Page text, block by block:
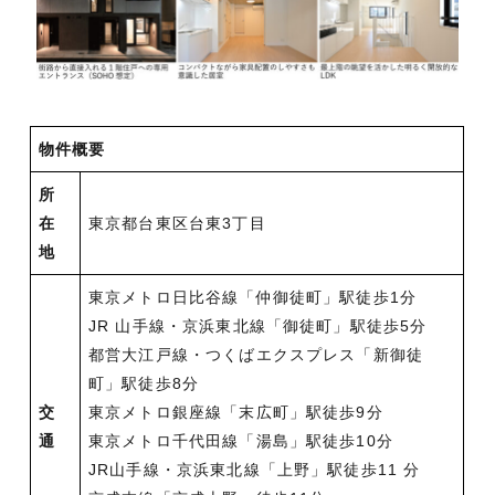
物件概要
所
在
地
東京都台東区台東3丁目
交
通
東京メトロ日比谷線「仲御徒町」駅徒歩1分
JR 山手線・京浜東北線「御徒町」駅徒歩5分
都営大江戸線・つくばエクスプレス「新御徒
町」駅徒歩8分
東京メトロ銀座線「末広町」駅徒歩9分
東京メトロ千代田線「湯島」駅徒歩10分
JR山手線・京浜東北線「上野」駅徒歩11 分